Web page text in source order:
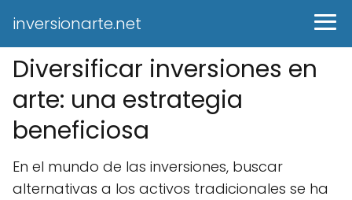
inversionarte.net
Diversificar inversiones en
arte: una estrategia
beneficiosa
En el mundo de las inversiones, buscar
alternativas a los activos tradicionales se ha